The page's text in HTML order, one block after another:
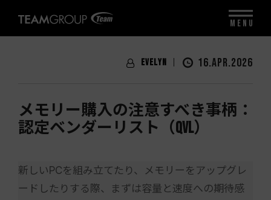
Evelyn 16.APR.2026
メモリー購入の注意すべき事柄：
認定ベンダーリスト（QVL）
新しいPCを組み立てたり、メモリーをアップグレ
ードしたりする際、まずは容量と速度への期待感
MENU